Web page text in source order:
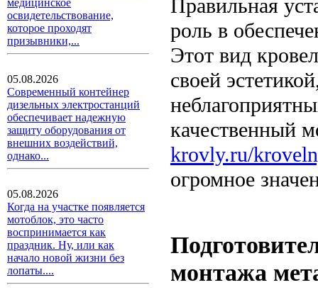
медицинское
освидетельствование,
которое проходят
призывники,...
05.08.2026
Современный контейнер
дизельных электростанций
обеспечивает надежную
защиту оборудования от
внешних воздействий,
однако...
05.08.2026
Когда на участке появляется
мотоблок, это часто
воспринимается как
праздник. Ну, или как
начало новой жизни без
лопаты....
Правильная
роль в
Этот вид
своей
качественный
krovly.ru/
огромное
монтажа